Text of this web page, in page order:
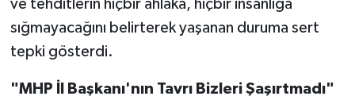
ve tehditlerin hiçbir ahlaka, hiçbir insanlığa
sığmayacağını belirterek yaşanan duruma sert
tepki gösterdi.
"MHP İl Başkanı'nın Tavrı Bizleri Şaşırtmadı"